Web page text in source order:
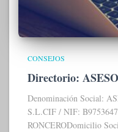
CONSEJOS
Directorio:
Denominación Social:
S.L.CIF / NIF:
RONCERODomicilio